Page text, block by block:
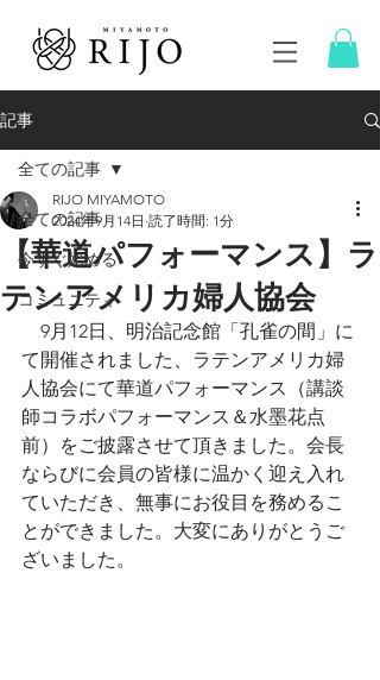
記事
全ての記事
今すぐ始める
コミュニティ
全ての記事
【華道パフォーマンス】ラ
テンアメリカ婦人協会
RIJO MIYAMOTO
2024年9月14日 読了時間: 1分
9月12日、明治記念館「孔雀の間」に
て開催されました、ラテンアメリカ婦
人協会にて華道パフォーマンス（講談
師コラボパフォーマンス＆水墨花点
前）をご披露させて頂きました。会長
ならびに会員の皆様に温かく迎え入れ
ていただき、無事にお役目を務めるこ
とができました。大変にありがとうご
ざいました。